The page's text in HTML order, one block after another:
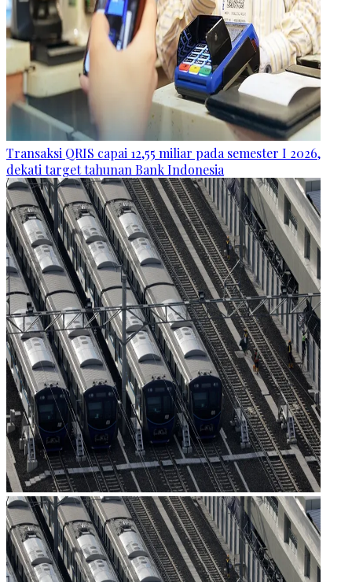
Transaksi QRIS capai 12,55 miliar pada semester I 2026,
dekati target tahunan Bank Indonesia